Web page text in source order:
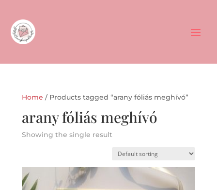
Home / Products tagged “arany fóliás meghívó”
arany fóliás meghívó
Showing the single result